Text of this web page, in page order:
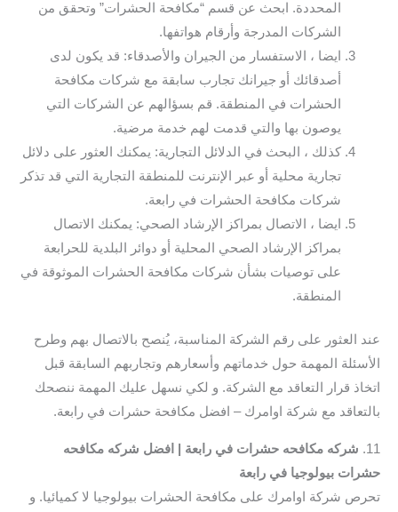
المحددة. ابحث عن قسم “مكافحة الحشرات” وتحقق من
الشركات المدرجة وأرقام هواتفها.
ايضا ، الاستفسار من الجيران والأصدقاء: قد يكون لدى
أصدقائك أو جيرانك تجارب سابقة مع شركات مكافحة
الحشرات في المنطقة. قم بسؤالهم عن الشركات التي
يوصون بها والتي قدمت لهم خدمة مرضية.
كذلك ، البحث في الدلائل التجارية: يمكنك العثور على دلائل
تجارية محلية أو عبر الإنترنت للمنطقة التجارية التي قد تذكر
شركات مكافحة الحشرات في رابعة.
ايضا ، الاتصال بمراكز الإرشاد الصحي: يمكنك الاتصال
بمراكز الإرشاد الصحي المحلية أو دوائر البلدية للحرابعة
على توصيات بشأن شركات مكافحة الحشرات الموثوقة في
المنطقة.
عند العثور على رقم الشركة المناسبة، يُنصح بالاتصال بهم وطرح
الأسئلة المهمة حول خدماتهم وأسعارهم وتجاربهم السابقة قبل
اتخاذ قرار التعاقد مع الشركة. و لكي نسهل عليك المهمة ننصحك
بالتعاقد مع شركة اوامرك – افضل مكافحة حشرات في رابعة.
11.
شركه مكافحه حشرات في رابعة | افضل شركه مكافحه
حشرات بيولوجيا في رابعة
تحرص شركة اوامرك على مكافحة الحشرات بيولوجيا لا كميائيا. و